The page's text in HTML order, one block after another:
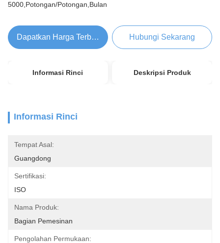
5000,Potongan/Potongan,Bulan
Dapatkan Harga Terbaik Hubungi Sekarang
Informasi Rinci Deskripsi Produk
Informasi Rinci
Tempat Asal:
Guangdong
Sertifikasi:
ISO
Nama Produk:
Bagian Pemesinan
Pengolahan Permukaan: